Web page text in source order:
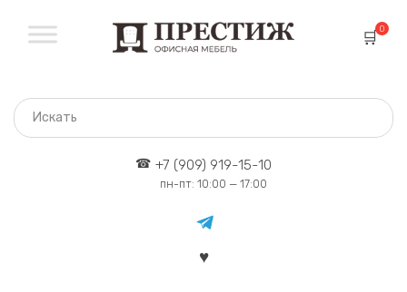
содержанию
0
+7 (909) 919-15-10
пн-пт: 10:00 — 17:00